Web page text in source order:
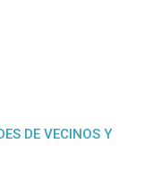
DE VECINOS Y